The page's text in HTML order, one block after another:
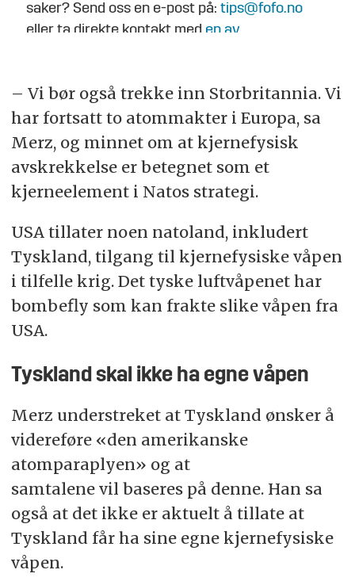
saker? Send oss en e-post på:tips@fofo.no
eller ta direkte kontakt med en av
– Vi bør også trekke inn Storbritannia. Vi
har fortsatt to atommakter i Europa, sa
Merz, og minnet om at kjernefysisk
avskrekkelse er betegnet som et
kjerneelement i Natos strategi.
USA tillater noen natoland, inkludert
Tyskland, tilgang til kjernefysiske våpen
i tilfelle krig. Det tyske luftvåpenet har
bombefly som kan frakte slike våpen fra
USA.
Tyskland skal ikke ha egne våpen
Merz understreket at Tyskland ønsker å
videreføre «den amerikanske
atomparaplyen» og at
samtalene vil baseres på denne. Han sa
også at det ikke er aktuelt å tillate at
Tyskland får ha sine egne kjernefysiske
våpen.